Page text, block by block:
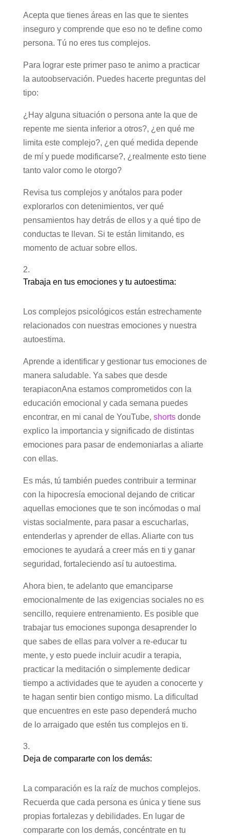
Acepta que tienes áreas en las que te sientes
inseguro y comprende que eso no te define como
persona. Tú no eres tus complejos.
Para lograr este primer paso te animo a practicar
la autoobservación. Puedes hacerte preguntas del
tipo:
¿Hay alguna situación o persona ante la que de
repente me sienta inferior a otros?, ¿en qué me
limita este complejo?, ¿en qué medida depende
de mí y puede modificarse?, ¿realmente esto tiene
tanto valor como le otorgo?
Revisa tus complejos y anótalos para poder
explorarlos con detenimientos, ver qué
pensamientos hay detrás de ellos y a qué tipo de
conductas te llevan. Si te están limitando, es
momento de actuar sobre ellos.
Trabaja en tus emociones y tu autoestima:
Los complejos psicológicos están estrechamente
relacionados con nuestras emociones y nuestra
autoestima.
Aprende a identificar y gestionar tus emociones de
manera saludable. Ya sabes que desde
terapiaconAna estamos comprometidos con la
educación emocional y cada semana puedes
encontrar, en mi canal de YouTube, shortsdonde
explico la importancia y significado de distintas
emociones para pasar de endemoniarlas a aliarte
con ellas.
Es más, tú también puedes contribuir a terminar
con la hipocresía emocional dejando de criticar
aquellas emociones que te son incómodas o mal
vistas socialmente, para pasar a escucharlas,
entenderlas y aprender de ellas. Aliarte con tus
emociones te ayudará a creer más en ti y ganar
seguridad, fortaleciendo así tu autoestima.
Ahora bien, te adelanto que emanciparse
emocionalmente de las exigencias sociales no es
sencillo, requiere entrenamiento. Es posible que
trabajar tus emociones suponga desaprender lo
que sabes de ellas para volver a re-educar tu
mente, y esto puede incluir acudir a terapia,
practicar la meditación o simplemente dedicar
tiempo a actividades que te ayuden a conocerte y
te hagan sentir bien contigo mismo. La dificultad
que encuentres en este paso dependerá mucho
de lo arraigado que estén tus complejos en ti.
Deja de compararte con los demás:
La comparación es la raíz de muchos complejos.
Recuerda que cada persona es única y tiene sus
propias fortalezas y debilidades. En lugar de
compararte con los demás, concéntrate en tu